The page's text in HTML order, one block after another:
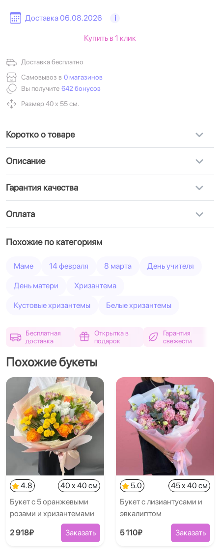
Доставка 06.08.2026 i
Доставка бесплатно
Самовывоз в 0 магазинов
Вы получите 642 бонусов
Размер 40 х 55 см.
Купить в 1 клик
Коротко о товаре
Описание
Гарантия качества
Оплата
Похожие по категориям
Маме 14 февраля 8 марта День учителя
День матери Хризантема
Кустовые хризантемы Белые хризантемы
Бесплатная
доставка
Открытка в
подарок
Гарантия
свежести
Похожие букеты
4.8
40 x 40 см
Букет с 5 оранжевыми
розами и хризантемами
2 918₽ Заказать
5.0
45 x 40 см
Букет с лизиантусами и
эвкалиптом
5 110₽ Заказать